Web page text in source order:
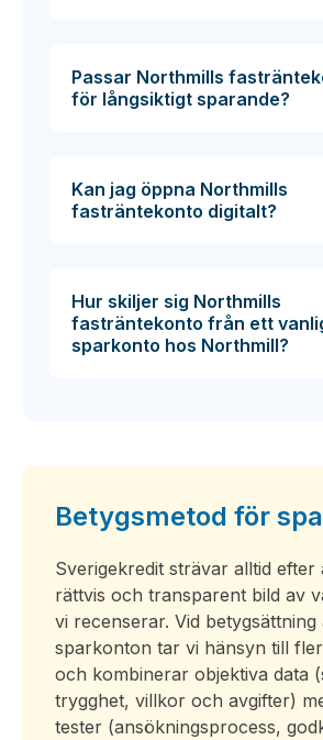
Passar Northmills
för långsiktigt sparande?
Kan jag öppna Northmills
fasträntekonto digitalt?
Hur skiljer sig Northmills
fasträntekonto från ett
sparkonto hos Northmill?
Betygsmetod för
Sverigekredit strävar alltid efter
rättvis och transparent bild av
vi recenserar. Vid betygsättning
sparkonton tar vi hänsyn till
och kombinerar objektiva data
trygghet, villkor och avgifter)
tester (ansökningsprocess,